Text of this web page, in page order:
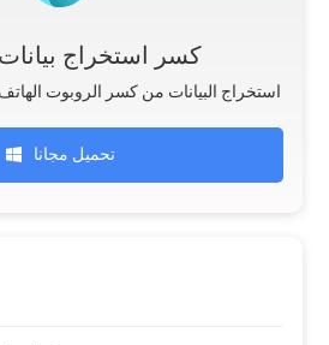
كسر استخراج
. استخراج البيانات من كسر الروبوت
تحميل مجانا